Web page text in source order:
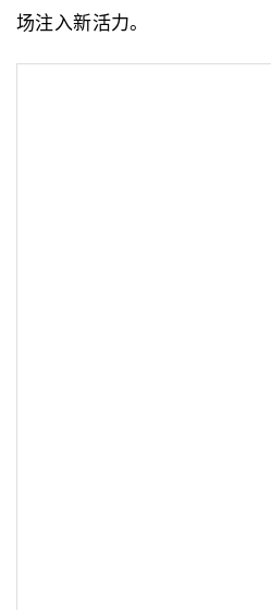
场注入新活力。